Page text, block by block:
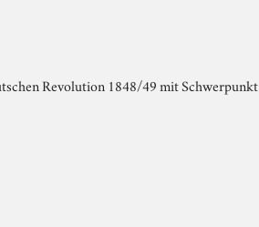
Revolution 1848/49 mit Schwerpunkt